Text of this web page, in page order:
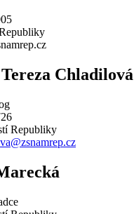
Chladilová
Republiky